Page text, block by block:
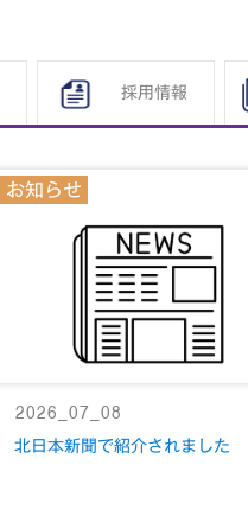
採用情報
お知らせ
2026_07_08
北日本新聞で紹介されました